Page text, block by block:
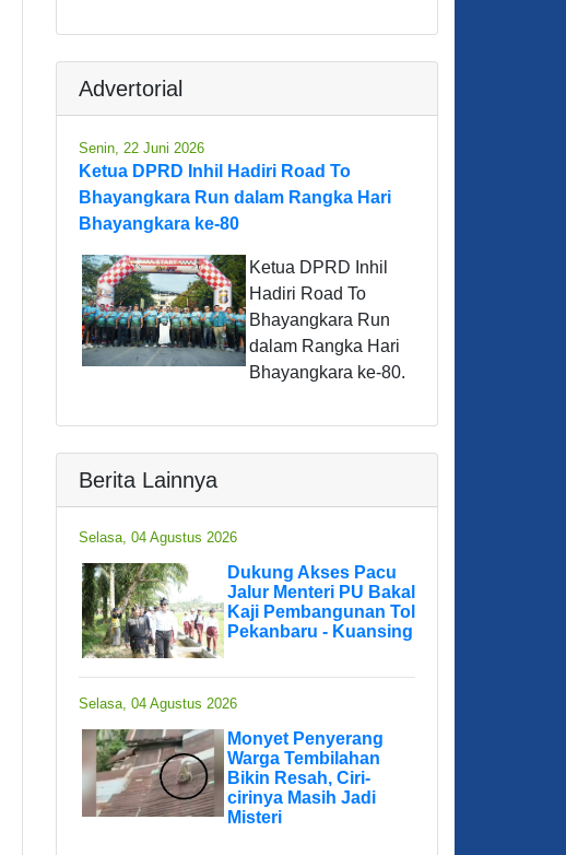
Advertorial
Senin, 22 Juni 2026
Ketua DPRD Inhil Hadiri Road To
Bhayangkara Run dalam Rangka Hari
Bhayangkara ke-80
Ketua DPRD Inhil
Hadiri Road To
Bhayangkara Run
dalam Rangka Hari
Bhayangkara ke-80.
Berita Lainnya
Selasa, 04 Agustus 2026
Dukung Akses Pacu
Jalur Menteri PU Bakal
Kaji Pembangunan Tol
Pekanbaru - Kuansing
Selasa, 04 Agustus 2026
Monyet Penyerang
Warga Tembilahan
Bikin Resah, Ciri-
cirinya Masih Jadi
Misteri